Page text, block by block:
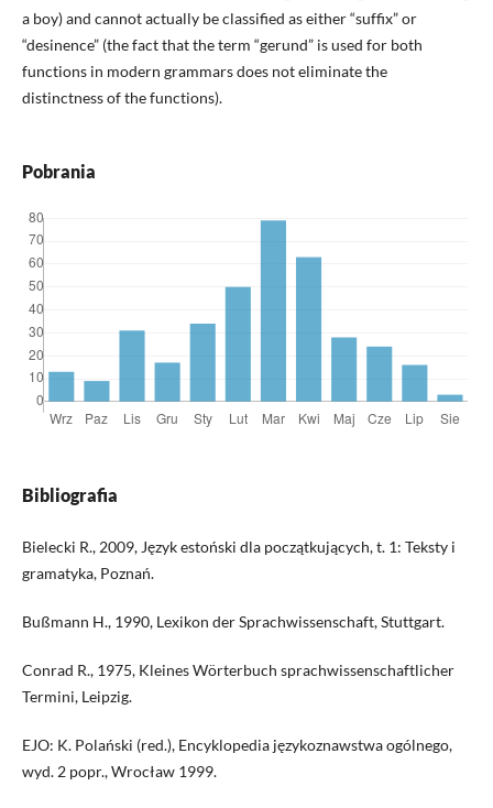
a boy) and cannot actually be classified as either “suffix” or
“desinence” (the fact that the term “gerund” is used for both
functions in modern grammars does not eliminate the
distinctness of the functions).
Pobrania
Bibliografia
Bielecki R., 2009, Język estoński dla początkujących, t. 1: Teksty i
gramatyka, Poznań.
Bußmann H., 1990, Lexikon der Sprachwissenschaft, Stuttgart.
Conrad R., 1975, Kleines Wörterbuch sprachwissenschaftlicher
Termini, Leipzig.
EJO: K. Polański (red.), Encyklopedia językoznawstwa ogólnego,
wyd. 2 popr., Wrocław 1999.